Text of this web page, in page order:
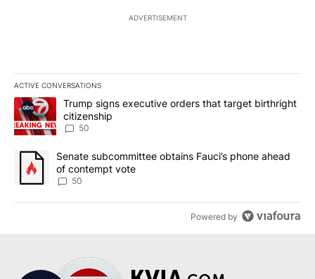
ADVERTISEMENT
ACTIVE CONVERSATIONS
The following is a list of the most commented articles in the last
A trending article titled "Trump signs executive orders that
Trump signs executive orders that target birthright
citizenship
50
A trending article titled "Senate subcommittee obtains Fauci’s
Senate subcommittee obtains Fauci’s phone ahead
of contempt vote
50
Powered by